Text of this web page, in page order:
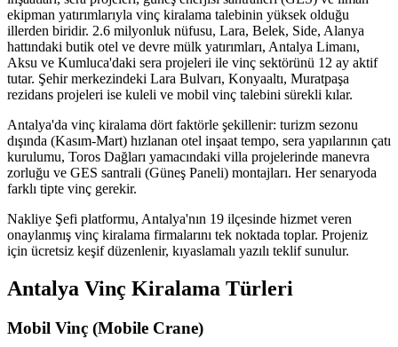
ekipman yatırımlarıyla vinç kiralama talebinin yüksek olduğu
illerden biridir. 2.6 milyonluk nüfusu, Lara, Belek, Side, Alanya
hattındaki butik otel ve devre mülk yatırımları, Antalya Limanı,
Aksu ve Kumluca'daki sera projeleri ile vinç sektörünü 12 ay aktif
tutar. Şehir merkezindeki Lara Bulvarı, Konyaaltı, Muratpaşa
rezidans projeleri ise kuleli ve mobil vinç talebini sürekli kılar.
Antalya'da vinç kiralama dört faktörle şekillenir: turizm sezonu
dışında (Kasım-Mart) hızlanan otel inşaat tempo, sera yapılarının çatı
kurulumu, Toros Dağları yamacındaki villa projelerinde manevra
zorluğu ve GES santrali (Güneş Paneli) montajları. Her senaryoda
farklı tipte vinç gerekir.
Nakliye Şefi platformu, Antalya'nın 19 ilçesinde hizmet veren
onaylanmış vinç kiralama firmalarını tek noktada toplar. Projeniz
için ücretsiz keşif düzenlenir, kıyaslamalı yazılı teklif sunulur.
Antalya Vinç Kiralama Türleri
Mobil Vinç (Mobile Crane)